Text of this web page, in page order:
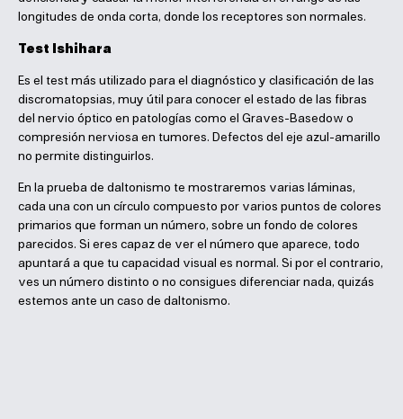
longitudes de onda corta, donde los receptores son normales.
Test Ishihara
Es el test más utilizado para el diagnóstico y clasificación de las
discromatopsias, muy útil para conocer el estado de las fibras
del nervio óptico en patologías como el Graves-Basedow o
compresión nerviosa en tumores. Defectos del eje azul-amarillo
no permite distinguirlos.
En la prueba de daltonismo te mostraremos varias láminas,
cada una con un círculo compuesto por varios puntos de colores
primarios que forman un número, sobre un fondo de colores
parecidos. Si eres capaz de ver el número que aparece, todo
apuntará a que tu capacidad visual es normal. Si por el contrario,
ves un número distinto o no consigues diferenciar nada, quizás
estemos ante un caso de daltonismo.